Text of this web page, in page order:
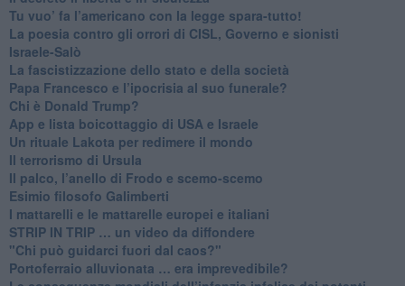
Tu vuo’ fa l’americano con la legge spara-tutto!
La poesia contro gli orrori di CISL, Governo e sionisti
Israele-Salò
​La fascistizzazione dello stato e della società
Papa Francesco e l’ipocrisia al suo funerale?
​Chi è Donald Trump?
App e lista boicottaggio di USA e Israele
​Un rituale Lakota per redimere il mondo
Il terrorismo di Ursula
​Il palco, l’anello di Frodo e scemo-scemo
Esimio filosofo Galimberti
​I mattarelli e le mattarelle europei e italiani
​STRIP IN TRIP … un video da diffondere
"Chi può guidarci fuori dal caos?"
​Portoferraio alluvionata … era imprevedibile?